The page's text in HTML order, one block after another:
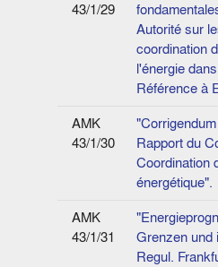
43/1/29
Autorité sur
coordination
l'énergie
Référence à
AMK
43/1/30
Rapport du
Coordination
énergétique".
AMK
43/1/31
Grenzen und
Regul.